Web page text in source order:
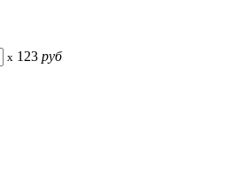
x 123 руб